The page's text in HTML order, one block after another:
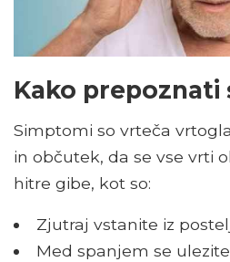
Kako
Simptomi so vrteča
in občutek, da se vse vrti
hitre gibe, kot so:
Zjutraj vstanite iz
Med spanjem se